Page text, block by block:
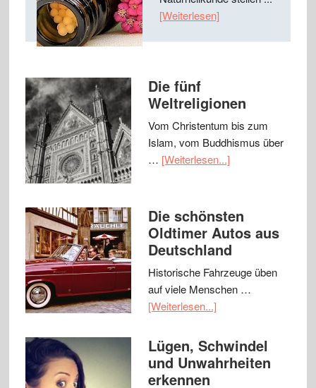
[Weiterlesen]
Die fünf
Weltreligionen
Vom Christentum bis zum
Islam, vom Buddhismus über
… [Weiterlesen...]
Die schönsten
Oldtimer Autos aus
Deutschland
Historische Fahrzeuge üben
auf viele Menschen …
[Weiterlesen...]
Lügen, Schwindel
und Unwahrheiten
erkennen